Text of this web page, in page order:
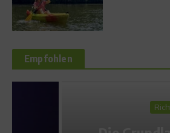
Empfohlen
Richtig trainieren